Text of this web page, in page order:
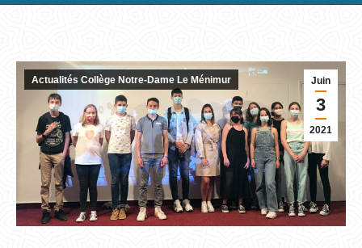
Juin
3
2021
Actualités Collège Notre-Dame Le Ménimur